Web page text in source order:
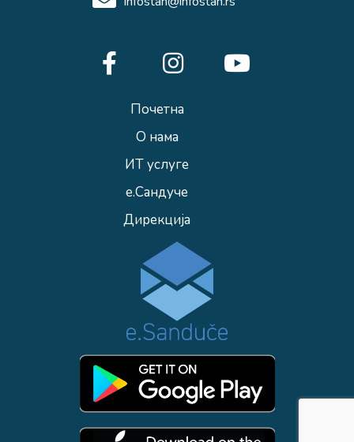
Почетна
О нама
ИТ услуге
е.Сандуче
Дирекција